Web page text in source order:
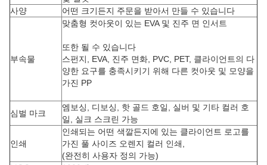
사양
어떤 크기든지 주문을 받아서 만들 수 있습니다
부속물
맞춤형 컷아웃이 있는 EVA 및 진주 면 인서트
또한 될 수 있습니다
스펀지, EVA, 진주 면화, PVC, PET, 클라이언트의 다
양한 요구를 충족시키기 위해 다른 컷아웃 및 모양을
가진 PP
심벌 마크
엠보싱, 디보싱, 핫 골드 호일, 실버 및 기타 컬러 호
일, 실크 스크린 가능
인쇄
인쇄되는 어떤 색깔든지에 있는 클라이언트 로고를
가진 풀 사이즈 오렌지 컬러 인쇄,
(완전히 사용자 정의 가능)